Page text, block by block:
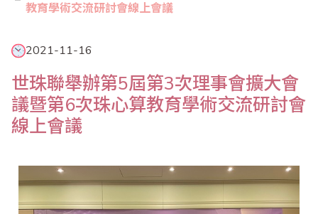
教育學術交流研討會線上會議
2021-11-16
世珠聯舉辦第5屆第3次理事會擴大會
議暨第6次珠心算教育學術交流研討會
線上會議